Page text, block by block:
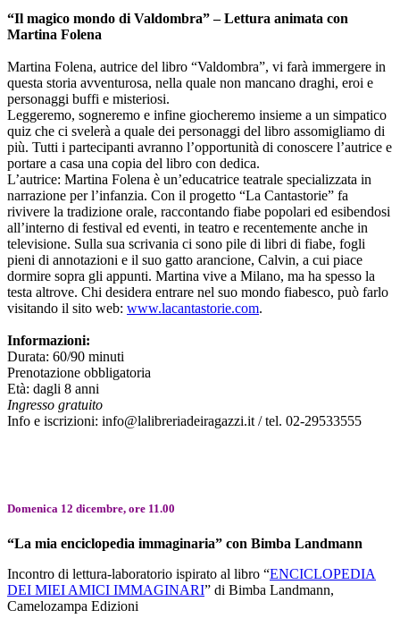
“Il magico mondo di Valdombra” – Lettura animata con
Martina Folena
Martina Folena, autrice del libro “Valdombra”, vi farà immergere in
questa storia avventurosa, nella quale non mancano draghi, eroi e
personaggi buffi e misteriosi.
Leggeremo, sogneremo e infine giocheremo insieme a un simpatico
quiz che ci svelerà a quale dei personaggi del libro assomigliamo di
più. Tutti i partecipanti avranno l’opportunità di conoscere l’autrice e
portare a casa una copia del libro con dedica.
L’autrice: Martina Folena è un’educatrice teatrale specializzata in
narrazione per l’infanzia. Con il progetto “La Cantastorie” fa
rivivere la tradizione orale, raccontando fiabe popolari ed esibendosi
all’interno di festival ed eventi, in teatro e recentemente anche in
televisione. Sulla sua scrivania ci sono pile di libri di fiabe, fogli
pieni di annotazioni e il suo gatto arancione, Calvin, a cui piace
dormire sopra gli appunti. Martina vive a Milano, ma ha spesso la
testa altrove. Chi desidera entrare nel suo mondo fiabesco, può farlo
visitando il sito web: www.lacantastorie.com.
Informazioni:
Durata: 60/90 minuti
Prenotazione obbligatoria
Età: dagli 8 anni
Ingresso gratuito
Info e iscrizioni: info@lalibreriadeiragazzi.it / tel. 02-29533555
Domenica 12 dicembre, ore 11.00
“La mia enciclopedia immaginaria” con Bimba Landmann
Incontro di lettura-laboratorio ispirato al libro “ENCICLOPEDIA
DEI MIEI AMICI IMMAGINARI” di Bimba Landmann,
Camelozampa Edizioni